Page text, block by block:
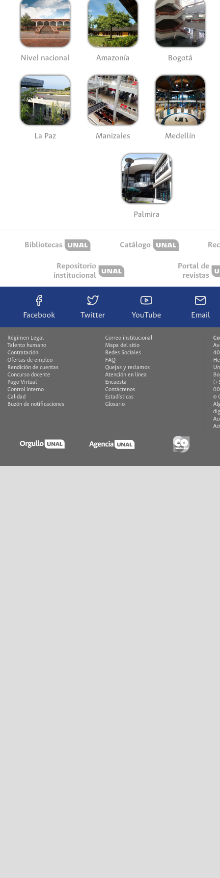
Nivel nacional Amazonía Bogotá
La Paz Manizales Medellín
Palmira
Bibliotecas Catálogo
Repositorio
institucional
Portal de
revistas
Facebook Twitter YouTube Email
Régimen Legal
Talento humano
Contratación
Ofertas de empleo
Rendición de cuentas
Concurso docente
Pago Virtual
Control interno
Calidad
Buzón de notificaciones
Correo institucional
Mapa del sitio
Redes Sociales
FAQ
Quejas y reclamos
Atención en línea
Encuesta
Contáctenos
Estadísticas
Glosario
©